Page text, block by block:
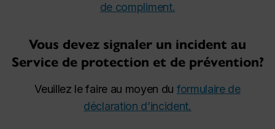
de compliment.
Vous devez signaler un incident au
Service de protection et de prévention?
Veuillez le faire au moyen du formulaire de
déclaration d’incident.